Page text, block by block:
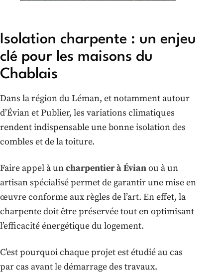
Isolation charpente : un enjeu
clé pour les maisons du
Chablais
Dans la région du Léman, et notamment autour
d’Évian et Publier, les variations climatiques
rendent indispensable une bonne isolation des
combles et de la toiture.
Faire appel à uncharpentier à Évianou à un
artisan spécialisé permet de garantir une mise en
œuvre conforme aux règles de l’art. En effet, la
charpente doit être préservée tout en optimisant
l’efficacité énergétique du logement.
C’est pourquoi chaque projet est étudié au cas
par cas avant le démarrage des travaux.